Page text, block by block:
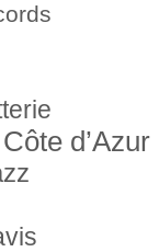
d’Azur